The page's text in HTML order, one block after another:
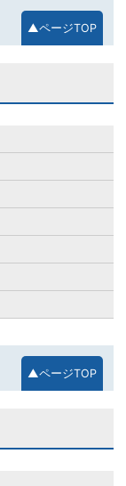
▲ページTOP
▲ページTOP